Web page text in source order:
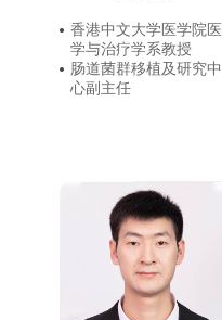
香港中文大学医学院医
学与治疗学系教授
肠道菌群移植及研究中
心副主任